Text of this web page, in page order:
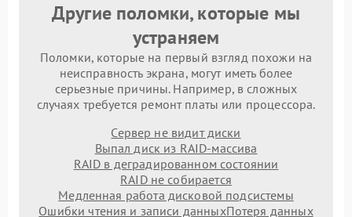
Другие поломки, которые мы
устраняем
Поломки, которые на первый взгляд похожи на
неисправность экрана, могут иметь более
серьезные причины. Например, в сложных
случаях требуется ремонт платы или процессора.
Сервер не видит диски
Выпал диск из RAID-массива
RAID в деградированном состоянии
RAID не собирается
Медленная работа дисковой подсистемы
Ошибки чтения и записи данныхПотеря данных